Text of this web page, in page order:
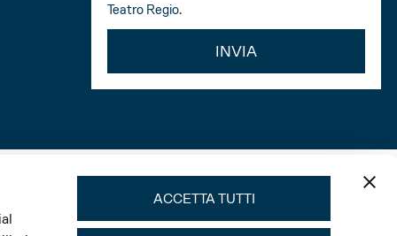
ACCETTA TUTTI
Teatro Regio.
INVIA